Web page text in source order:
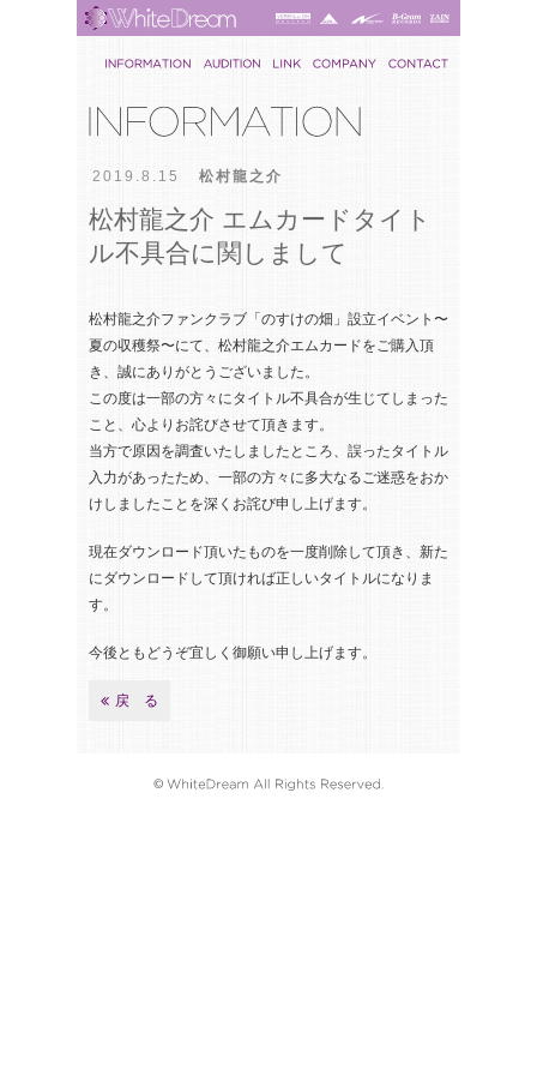
2019.8.15 松村龍之介
松村龍之介 エムカードタイト
ル不具合に関しまして
松村龍之介ファンクラブ「のすけの畑」設立イベント〜
夏の収穫祭〜にて、松村龍之介エムカードをご購入頂
き、誠にありがとうございました。
この度は一部の方々にタイトル不具合が生じてしまった
こと、心よりお詫びさせて頂きます。
当方で原因を調査いたしましたところ、誤ったタイトル
入力があったため、一部の方々に多大なるご迷惑をおか
けしましたことを深くお詫び申し上げます。
現在ダウンロード頂いたものを一度削除して頂き、新た
にダウンロードして頂ければ正しいタイトルになりま
す。
今後ともどうぞ宜しく御願い申し上げます。
戻 る